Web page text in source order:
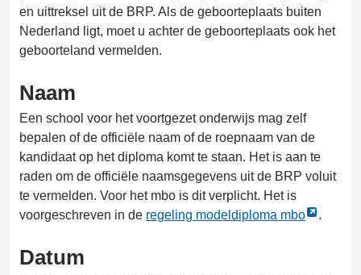
en uittreksel uit de BRP. Als de geboorteplaats buiten
Nederland ligt, moet u achter de geboorteplaats ook het
geboorteland vermelden.
Naam
Een school voor het voortgezet onderwijs mag zelf
bepalen of de officiële naam of de roepnaam van de
kandidaat op het diploma komt te staan. Het is aan te
raden om de officiële naamsgegevens uit de BRP voluit
te vermelden. Voor het mbo is dit verplicht. Het is
voorgeschreven in de regeling modeldiploma mbo
Link
.
Datum